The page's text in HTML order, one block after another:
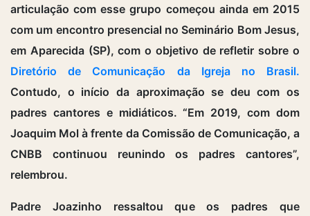
articulação com esse grupo começou ainda em 2015
com um encontro presencial no Seminário Bom Jesus,
em Aparecida (SP), com o objetivo de refletir sobre o
Diretório de Comunicação da Igreja no Brasil.
Contudo, o início da aproximação se deu com os
padres cantores e midiáticos. “Em 2019, com dom
Joaquim Mol à frente da Comissão de Comunicação, a
CNBB continuou reunindo os padres cantores”,
relembrou.
Padre Joazinho ressaltou que os padres que